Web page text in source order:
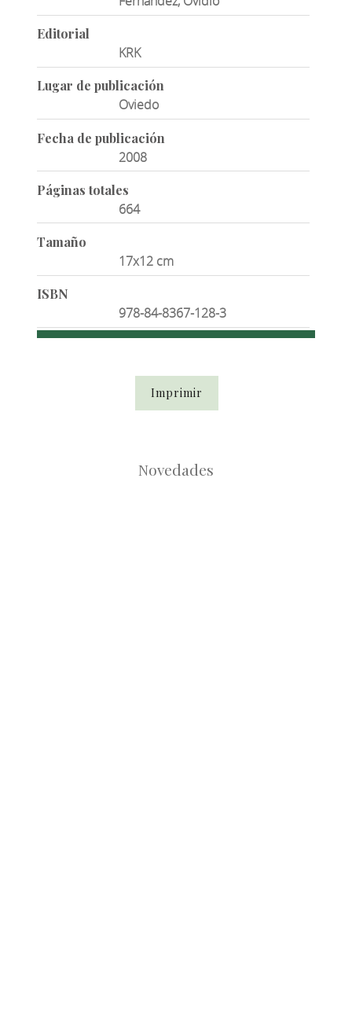
Editorial
KRK
Lugar de publicación
Oviedo
Fecha de publicación
2008
Páginas totales
664
Tamaño
17x12 cm
ISBN
978-84-8367-128-3
Imprimir
Novedades